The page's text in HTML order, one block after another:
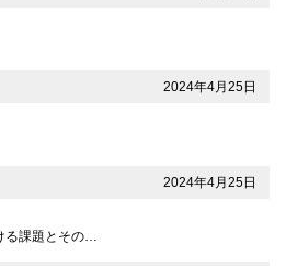
2024年4月25日
2024年4月25日
る課題とその…